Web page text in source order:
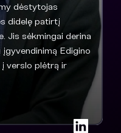
dėstytojas
didelę patirtį
Jis sėkmingai derina
Edigino
verslo plėtrą ir